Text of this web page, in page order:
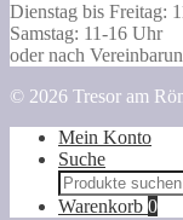
Dienstag bis Freitag:
Samstag: 11-16 Uhr
oder nach
© 2026 Tresor am
Mein Konto
Suche
Suche
nach:
Warenkorb 0